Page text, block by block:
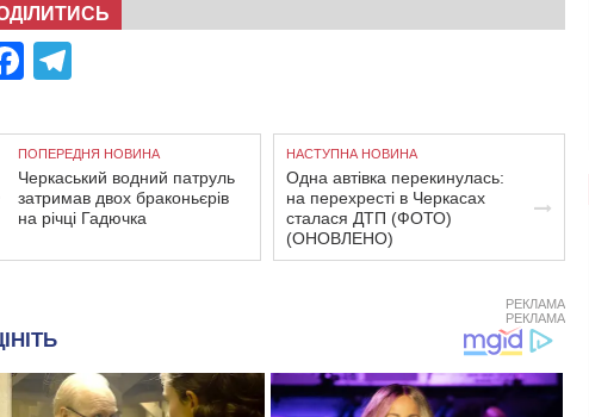
Facebook
ПОПЕРЕДНЯ НОВИНА
Черкаський водний патруль
затримав двох браконьєрів
на річці Гадючка
НАСТУПНА НОВИНА
Одна автівка перекинулась:
на перехресті в Черкасах
сталася ДТП (ФОТО)
(ОНОВЛЕНО)
РЕКЛАМА
РЕКЛАМА